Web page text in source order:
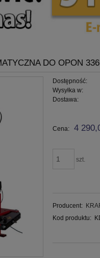
DO OPON
Dostępność:
Wysyłka w:
Dostawa:
płatności
Cena: 4
szt.
Producent:
Kod produktu: